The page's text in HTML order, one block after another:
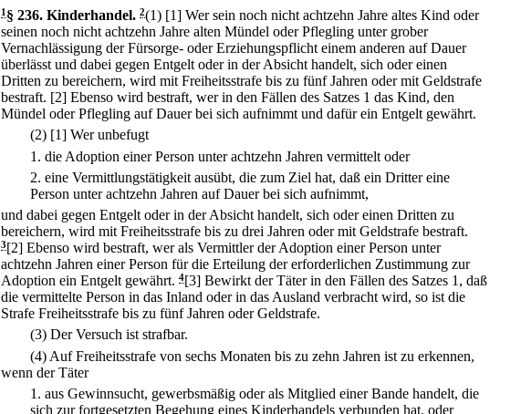
1 § 236. Kinderhandel. 2(1) [1] Wer sein noch nicht achtzehn Jahre altes Kind oder
seinen noch nicht achtzehn Jahre alten Mündel oder Pflegling unter grober
Vernachlässigung der Fürsorge- oder Erziehungspflicht einem anderen auf Dauer
überlässt und dabei gegen Entgelt oder in der Absicht handelt, sich oder einen
Dritten zu bereichern, wird mit Freiheitsstrafe bis zu fünf Jahren oder mit Geldstrafe
bestraft. [2] Ebenso wird bestraft, wer in den Fällen des Satzes 1 das Kind, den
Mündel oder Pflegling auf Dauer bei sich aufnimmt und dafür ein Entgelt gewährt.
(2) [1] Wer unbefugt
1. die Adoption einer Person unter achtzehn Jahren vermittelt oder
2. eine Vermittlungstätigkeit ausübt, die zum Ziel hat, daß ein Dritter eine
Person unter achtzehn Jahren auf Dauer bei sich aufnimmt,
und dabei gegen Entgelt oder in der Absicht handelt, sich oder einen Dritten zu
bereichern, wird mit Freiheitsstrafe bis zu drei Jahren oder mit Geldstrafe bestraft.
3[2] Ebenso wird bestraft, wer als Vermittler der Adoption einer Person unter
achtzehn Jahren einer Person für die Erteilung der erforderlichen Zustimmung zur
Adoption ein Entgelt gewährt. 4[3] Bewirkt der Täter in den Fällen des Satzes 1, daß
die vermittelte Person in das Inland oder in das Ausland verbracht wird, so ist die
Strafe Freiheitsstrafe bis zu fünf Jahren oder Geldstrafe.
(3) Der Versuch ist strafbar.
(4) Auf Freiheitsstrafe von sechs Monaten bis zu zehn Jahren ist zu erkennen,
wenn der Täter
1. aus Gewinnsucht, gewerbsmäßig oder als Mitglied einer Bande handelt, die
sich zur fortgesetzten Begehung eines Kinderhandels verbunden hat, oder